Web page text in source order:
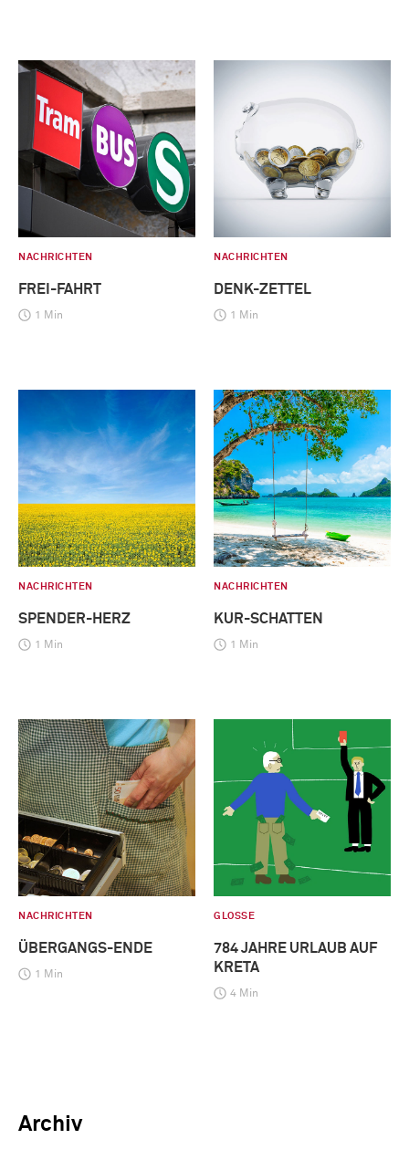
NACHRICHTEN
FREI-FAHRT
1 Min
NACHRICHTEN
DENK-ZETTEL
1 Min
NACHRICHTEN
SPENDER-HERZ
1 Min
NACHRICHTEN
KUR-SCHATTEN
1 Min
NACHRICHTEN
ÜBERGANGS-ENDE
1 Min
GLOSSE
784 JAHRE URLAUB AUF
KRETA
4 Min
Archiv